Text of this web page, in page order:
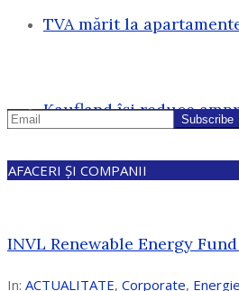
TVA mărit la
Kaufland își reduce
AFACERI ȘI COMPANII
INVL Renewable Energy
In: ACTUALITATE, Corporate, Energie